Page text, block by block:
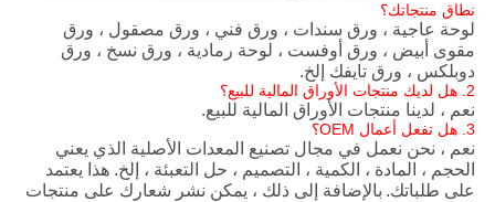
نطاق منتجاتك؟
لوحة عاجية ، ورق سندات ، ورق فني ، ورق مصقول ، ورق
مقوى أبيض ، ورق أوفست ، لوحة رمادية ، ورق نسخ ، ورق
دوبلكس ، ورق تايفك إلخ.
2. هل لديك منتجات الأوراق المالية للبيع؟
نعم ، لدينا منتجات الأوراق المالية للبيع.
3. هل تفعل أعمال OEM؟
نعم ، نحن نعمل في مجال تصنيع المعدات الأصلية الذي يعني
الحجم ، المادة ، الكمية ، التصميم ، حل التعبئة ، إلخ. هذا يعتمد
على طلباتك. بالإضافة إلى ذلك ، يمكن نشر شعارك على منتجات